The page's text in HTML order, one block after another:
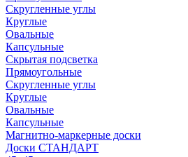
Скругленные углы
Круглые
Овальные
Капсульные
Скрытая подсветка
Прямоугольные
Скругленные углы
Круглые
Овальные
Капсульные
Магнитно-маркерные доски
Доски СТАНДАРТ